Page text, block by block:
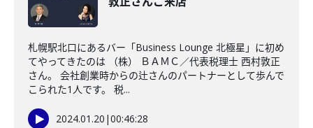
札幌駅北口にあるバー「Business Lounge 北極星」に初め
てやってきたのは （株） ＢＡＭＣ／代表税理士 西村敦正
さん。 会社創業時からの辻さんのパートナーとして歩んで
こられた1人です。 税...
2024.01.20 |00:46:28